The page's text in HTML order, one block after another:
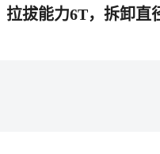
拔能力6T，拆卸直